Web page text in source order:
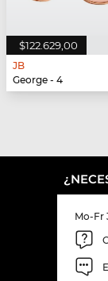
$122.629,00
JB
George - 4
Mo-Fr